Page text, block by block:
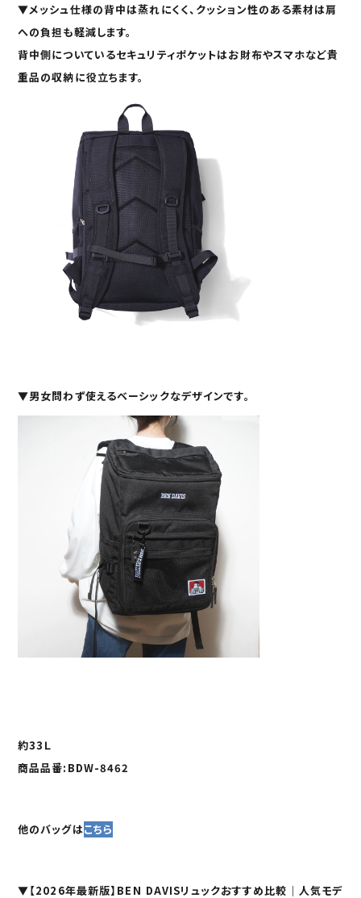
▼メッシュ仕様の背中は蒸れにくく、クッション性のある素材は肩
への負担も軽減します。
背中側についているセキュリティポケットはお財布やスマホなど貴
重品の収納に役立ちます。
▼男女問わず使えるベーシックなデザインです。
約33Ｌ
商品品番:BDW-8462
他のバッグはこちら
▼【2026年最新版】BEN DAVISリュックおすすめ比較｜人気モデ